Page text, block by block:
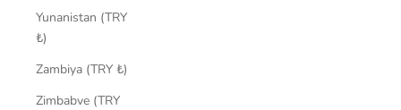
Yunanistan (TRY
₺)
Zambiya (TRY ₺)
Zimbabve (TRY